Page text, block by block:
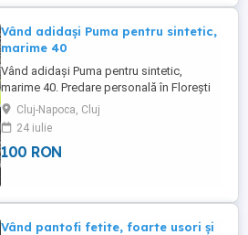
Vând adidași Puma pentru sintetic,
marime 40
Vând adidași Puma pentru sintetic,
marime 40. Predare personală în Florești
sau Cluj-Napoca.
Cluj-Napoca, Cluj
24 iulie
100 RON
Vând pantofi fetite, foarte usori și